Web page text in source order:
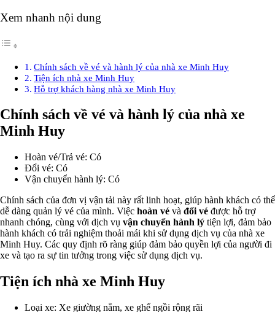
Xem nhanh nội dung
Chính sách về vé và hành lý của nhà xe Minh Huy
Tiện ích nhà xe Minh Huy
Hỗ trợ khách hàng nhà xe Minh Huy
Chính sách về vé và hành lý của nhà xe
Minh Huy
Hoàn vé/Trả vé: Có
Đổi vé: Có
Vận chuyển hành lý: Có
Chính sách của đơn vị vận tải này rất linh hoạt, giúp hành khách có thể
dễ dàng quản lý vé của mình. Việc hoàn vé và đổi vé được hỗ trợ
nhanh chóng, cùng với dịch vụ vận chuyển hành lý tiện lợi, đảm bảo
hành khách có trải nghiệm thoải mái khi sử dụng dịch vụ của nhà xe
Minh Huy. Các quy định rõ ràng giúp đảm bảo quyền lợi của người đi
xe và tạo ra sự tin tưởng trong việc sử dụng dịch vụ.
Tiện ích nhà xe Minh Huy
Loại xe: Xe giường nằm, xe ghế ngồi rộng rãi